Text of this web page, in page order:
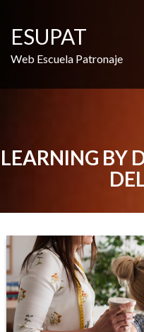
contenido
ESUPAT
Web Escuela Patronaje
LEARNING BY